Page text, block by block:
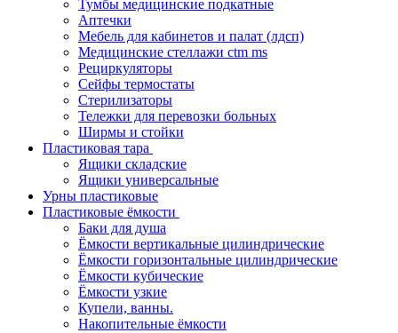
Тумбы медицинские подкатные
Аптечки
Мебель для кабинетов и палат (лдсп)
Медицинские стеллажи ctm ms
Рециркуляторы
Сейфы термостаты
Стерилизаторы
Тележки для перевозки больных
Ширмы и стойки
Пластиковая тара
Ящики складские
Ящики универсальные
Урны пластиковые
Пластиковые ёмкости
Баки для душа
Ёмкости вертикальные цилиндрические
Ёмкости горизонтальные цилиндрические
Ёмкости кубические
Ёмкости узкие
Купели, ванны.
Накопительные ёмкости